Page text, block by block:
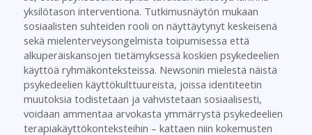
yksilötason interventiona. Tutkimusnäytön mukaan
sosiaalisten suhteiden rooli on näyttäytynyt keskeisenä
sekä mielenterveysongelmista toipumisessa että
alkuperäiskansojen tietämyksessä koskien psykedeelien
käyttöä ryhmäkonteksteissa. Newsonin mielestä näistä
psykedeelien käyttökulttuureista, joissa identiteetin
muutoksia todistetaan ja vahvistetaan sosiaalisesti,
voidaan ammentaa arvokasta ymmärrystä psykedeelien
terapiakäyttökonteksteihin – kattaen niin kokemusten